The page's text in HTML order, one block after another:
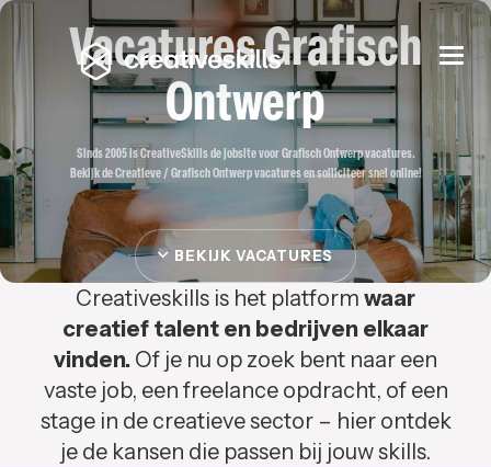
Vacatures Grafisch
Ontwerp
Sinds 2005 is CreativeSkills de jobsite voor Grafisch Ontwerp vacatures.
Bekijk de Creatieve / Grafisch Ontwerp vacatures en solliciteer snel online!
BEKIJK VACATURES
Creativeskills is het platform waar
creatief talent en bedrijven elkaar
vinden. Of je nu op zoek bent naar een
vaste job, een freelance opdracht, of een
stage in de creatieve sector – hier ontdek
je de kansen die passen bij jouw skills.